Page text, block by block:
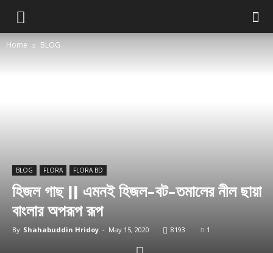
Home BLOG
BLOG FLORA FLORA BD
হিজল গাছ || এমনই হিজল-বট-তমালের নীল ছায়া
বাংলার অপরূপ রূপ
By Shahabuddin Hridoy - May 15, 2020 8193 1